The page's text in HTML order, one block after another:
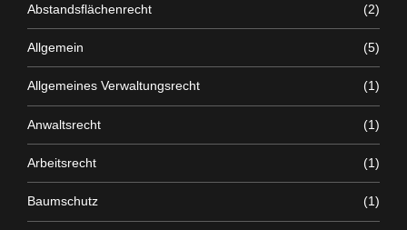
Abstandsflächenrecht (2)
Allgemein (5)
Allgemeines Verwaltungsrecht (1)
Anwaltsrecht (1)
Arbeitsrecht (1)
Baumschutz (1)